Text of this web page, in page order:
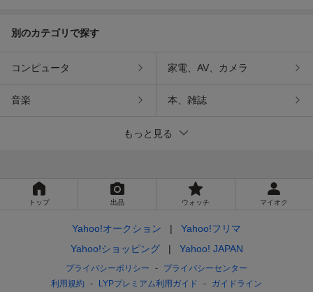
別のカテゴリで探す
コンピュータ 家電、AV、カメラ
音楽 本、雑誌
もっと見る
トップ 出品 ウォッチ マイオク
Yahoo!オークション
Yahoo!フリマ
Yahoo!ショッピング
Yahoo! JAPAN
プライバシーポリシー
プライバシーセンター
利用規約
LYPプレミアム利用ガイド ガイドライン